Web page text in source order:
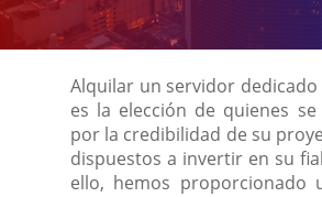
Alquilar un servidor dedicado
es la elección de quienes
por la credibilidad de su
dispuestos a invertir en su
ello, hemos proporcionado